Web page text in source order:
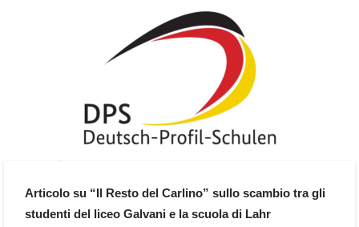
Articolo su “Il Resto del Carlino” sullo scambio tra gli
studenti del liceo Galvani e la scuola di Lahr